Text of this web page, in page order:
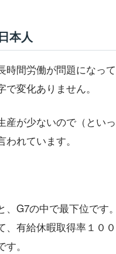
本人
時間労働が問題になっ
変化ありません。
産が少ないので（とい
れています。
、G7の中で最下位です
、有給休暇取得率１０
。